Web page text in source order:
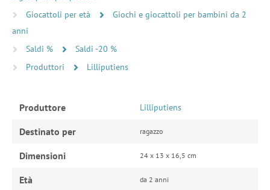
Giocattoli per età
Giochi e giocattoli per bambini da 2
anni
Saldi %
Saldi -20 %
Produttori
Lilliputiens
Produttore Lilliputiens
Destinato per ragazzo
Dimensioni 24 x 13 x 16,5 cm
Età da 2 anni